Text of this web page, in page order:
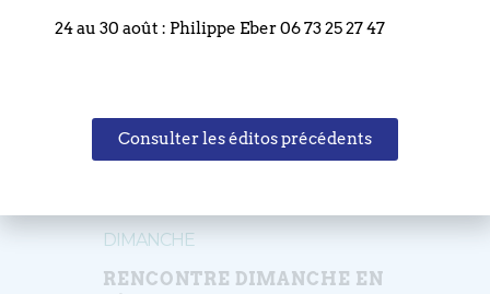
17
DIMANCHE
RENCONTRE DIMANCHE EN
24 au 30 août : Philippe Eber 06 73 25 27 47
Consulter les éditos précédents